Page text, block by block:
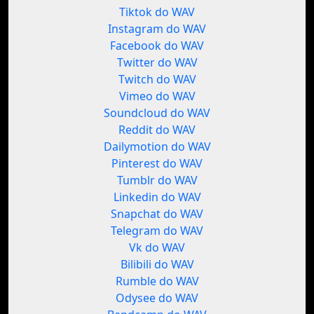
Tiktok do WAV
Instagram do WAV
Facebook do WAV
Twitter do WAV
Twitch do WAV
Vimeo do WAV
Soundcloud do WAV
Reddit do WAV
Dailymotion do WAV
Pinterest do WAV
Tumblr do WAV
Linkedin do WAV
Snapchat do WAV
Telegram do WAV
Vk do WAV
Bilibili do WAV
Rumble do WAV
Odysee do WAV